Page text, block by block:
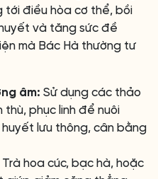
tới điều hòa cơ thể, bồi
và tăng sức đề
mà Bác Hà thường tư
âm: Sử dụng các thảo
phục linh để nuôi
lưu thông, cân bằng
Trà hoa cúc, bạc hà, hoặc